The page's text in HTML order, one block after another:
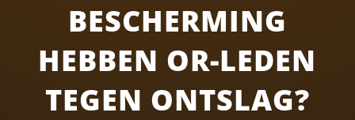
BESCHERMING
HEBBEN OR-LEDEN
TEGEN ONTSLAG?